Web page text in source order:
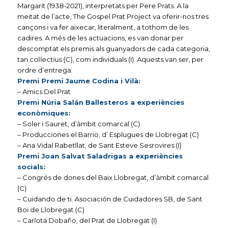
Margarit (1938-2021), interpretats per Pere Prats. A la
meitat de l’acte, The Gospel Prat Project va oferir-nos tres
cançons i va fer aixecar, literalment, a tothom de les
cadires. A més de les actuacions, es van donar per
descomptat els premis als guanyadors de cada categoria,
tan col·lectius (C), com individuals (I). Aquests van ser, per
ordre d’entrega:
Premi Premi Jaume Codina i Vilà:
– Amics Del Prat
Premi Núria Salán Ballesteros a experiències
econòmiques:
– Soler i Sauret, d’àmbit comarcal (C)
– Producciones el Barrio, d’ Esplugues de Llobregat (C)
– Ana Vidal Rabetllat, de Sant Esteve Sesrovires (I)
Premi Joan Salvat Saladrigas a experiències
socials:
– Congrés de dones del Baix Llobregat, d’àmbit comarcal
(C)
– Cuidando de ti. Asociación de Cuidadores SB, de Sant
Boi de Llobregat (C)
– Carlota Dobaño, del Prat de Llobregat (I)